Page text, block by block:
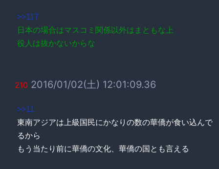
>>117
日本の場合はマスコミ関係以外はまともな上
役人は抜かないからな
210 2016/01/02(土) 12:01:09.36
>>11
東南アジアは上級国民にかなりの数の華僑が食い込んで
るから
もう当たり前に華僑の文化、華僑の国とも言える